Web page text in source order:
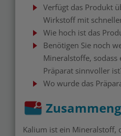
Verfügt das Produkt
Wirkstoff mit
Wie hoch ist das
Benötigen Sie noch
Mineralstoffe,
Präparat sinnvoller
Wo wurde das
Kalium ist ein Mineralstoff,